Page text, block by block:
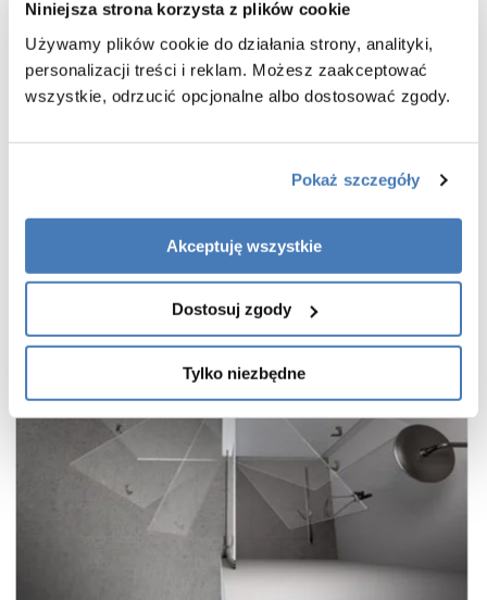
Niniejsza strona korzysta z plików cookie
Używamy plików cookie do działania strony, analityki,
personalizacji treści i reklam. Możesz zaakceptować
wszystkie, odrzucić opcjonalne albo dostosować zgody.
Pokaż szczegóły
Akceptuję wszystkie
Dostosuj zgody
Tylko niezbędne
powłoka Active Shield 2.0 ułatwiająca utrzymanie czystości
praktyczny uchwyt drzwi
cienkie, niemal niewidoczne profile w kolorze czarnym
wieszak na ręcznik w zestawie
gwarancja 7 lat